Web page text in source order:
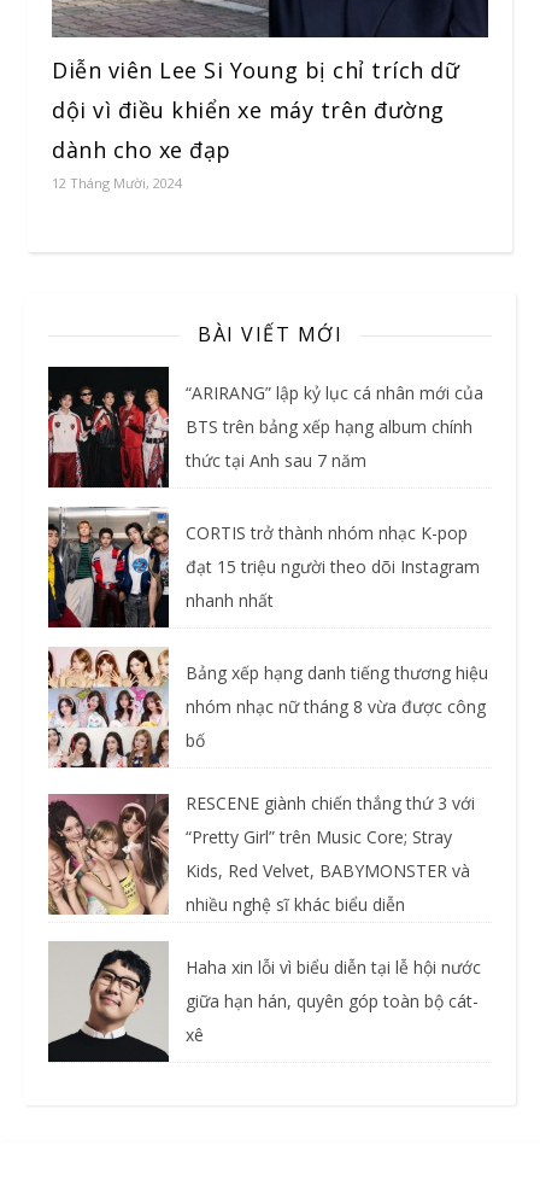
Diễn viên Lee Si Young bị chỉ trích dữ
dội vì điều khiển xe máy trên đường
dành cho xe đạp
12 Tháng Mười, 2024
BÀI VIẾT MỚI
“ARIRANG” lập kỷ lục cá nhân mới của
BTS trên bảng xếp hạng album chính
thức tại Anh sau 7 năm
CORTIS trở thành nhóm nhạc K-pop
đạt 15 triệu người theo dõi Instagram
nhanh nhất
Bảng xếp hạng danh tiếng thương hiệu
nhóm nhạc nữ tháng 8 vừa được công
bố
RESCENE giành chiến thắng thứ 3 với
“Pretty Girl” trên Music Core; Stray
Kids, Red Velvet, BABYMONSTER và
nhiều nghệ sĩ khác biểu diễn
Haha xin lỗi vì biểu diễn tại lễ hội nước
giữa hạn hán, quyên góp toàn bộ cát-
xê